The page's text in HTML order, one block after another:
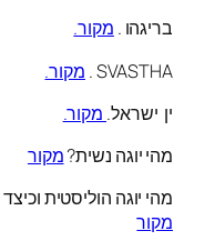
בריגהו . מקור.
SVASTHA . מקור.
ין ישראל. מקור.
מהי יוגה נשית?מקור
מהי יוגה הוליסטית
מקור